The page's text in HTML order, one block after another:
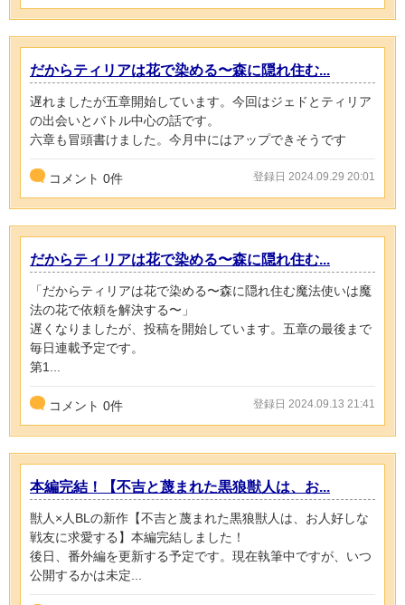
だからティリアは花で染める〜森に隠れ住む...
遅れましたが五章開始しています。今回はジェドとティリア
の出会いとバトル中心の話です。
六章も冒頭書けました。今月中にはアップできそうです
コメント 0件 登録日 2024.09.29 20:01
だからティリアは花で染める〜森に隠れ住む...
「だからティリアは花で染める〜森に隠れ住む魔法使いは魔
法の花で依頼を解決する〜」
遅くなりましたが、投稿を開始しています。五章の最後まで
毎日連載予定です。
第1...
コメント 0件 登録日 2024.09.13 21:41
本編完結！【不吉と蔑まれた黒狼獣人は、お...
獣人×人BLの新作【不吉と蔑まれた黒狼獣人は、お人好しな
戦友に求愛する】本編完結しました！
後日、番外編を更新する予定です。現在執筆中ですが、いつ
公開するかは未定...